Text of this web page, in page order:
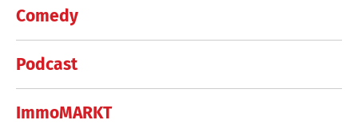
Comedy
Podcast
ImmoMARKT